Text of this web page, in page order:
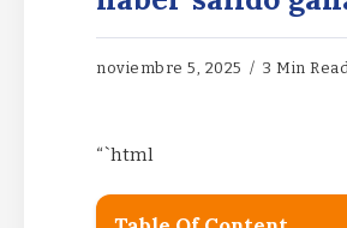
noviembre 5, 2025 3 Min Read
“`html